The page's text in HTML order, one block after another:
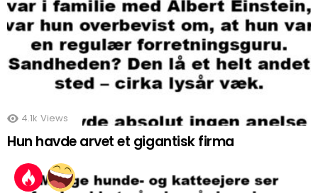
4.1k Views
Hun havde arvet et gigantisk firma